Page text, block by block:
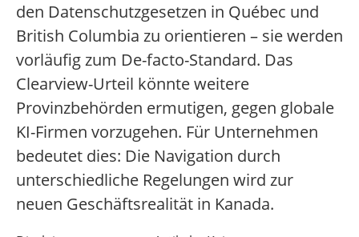
den Datenschutzgesetzen in Québec und
British Columbia zu orientieren – sie werden
vorläufig zum De-facto-Standard. Das
Clearview-Urteil könnte weitere
Provinzbehörden ermutigen, gegen globale
KI-Firmen vorzugehen. Für Unternehmen
bedeutet dies: Die Navigation durch
unterschiedliche Regelungen wird zur
neuen Geschäftsrealität in Kanada.